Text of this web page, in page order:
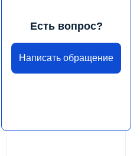
Есть вопрос?
Написать обращение